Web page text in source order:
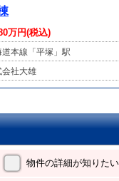
万円(税込)
道本線「平塚」駅
会社大雄
物件の詳細が知りたい